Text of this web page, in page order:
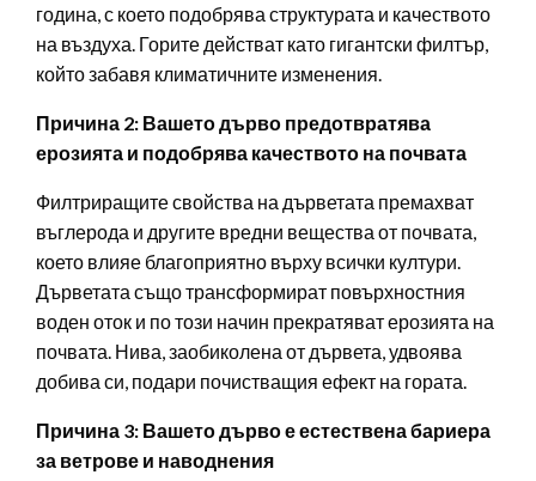
година, с което подобрява структурата и качеството
на въздуха. Горите действат като гигантски филтър,
който забавя климатичните изменения.
Причина 2: Вашето дърво предотвратява
ерозията и подобрява качеството на почвата
Филтриращите свойства на дърветата премахват
въглерода и другите вредни вещества от почвата,
което влияе благоприятно върху всички култури.
Дърветата също трансформират повърхностния
воден оток и по този начин прекратяват ерозията на
почвата. Нива, заобиколена от дървета, удвоява
добива си, подари почистващия ефект на гората.
Причина 3: Вашето дърво е естествена бариера
за ветрове и наводнения